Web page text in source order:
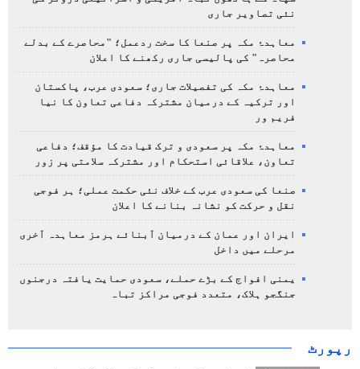
نئی تصاویر جاری
معاہدۂ مکہ پر صنعا کا سخت ردعمل؛ "محاصرے کے بدلے
محاصرہ" کی پالیسی جاری رکھنے کا اعلان
معاہدۂ مکہ کی تفصیلات جاری؛ سعودی عرب، پاکستان
اور ترکیہ کے درمیان مشترکہ دفاعی تعاون کا نیا
فریم ور
معاہدۂ مکہ پر سعودی و ترک قیادت کا مؤقف؛ دفاعی
تعاون، علاقائی استحکام اور مشترکہ سلامتی پر زور
صنعا کی سعودی عرب کے خلاف نئی حکمت عملی؛ ہر فوجی
نقل و حرکت کو نشانہ بنانے کا اعلان
ایران اور عمان کے درمیان آبنائے ہرمز معاہدہ آخری
مرحلے میں داخل
یمنی افواج کے بڑے حملے، سعودی حمایت یافتہ درجنوں
جنگجو ہلاک، متعدد فوجی مراکز تباہ
رپورٹ